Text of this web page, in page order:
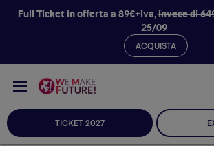
Full Ticket in offerta a 89€+iva,invece di
25/09
ACQUISTA
TICKET 2027